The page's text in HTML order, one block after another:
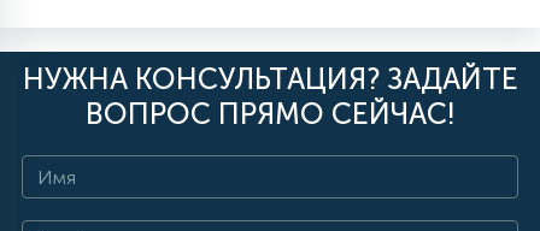
НУЖНА КОНСУЛЬТАЦИЯ? ЗАДАЙТЕ
ВОПРОС ПРЯМО СЕЙЧАС!